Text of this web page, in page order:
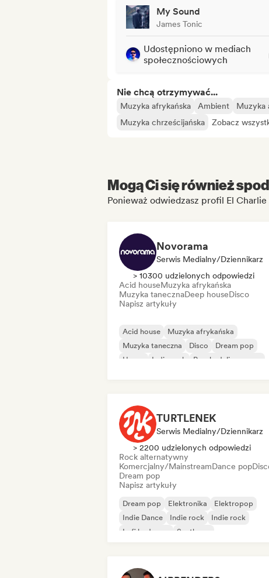
My Sound
James Tonic
Udostępniono w mediach
społecznościowych
Nie chcą otrzymywać...
Muzyka afrykańska Ambient Muzyka
Muzyka chrześcijańska
Zobacz
Mogą Ci się również
Ponieważ odwiedzasz profil El
Novorama
Serwis Medialny/Dziennikarz
> 10300 udzielonych odpowiedzi
Acid houseMuzyka afrykańska
Muzyka tanecznaDeep houseDisco
Napisz artykuły
Acid house
Muzyka afrykańska
Muzyka taneczna
Disco
Dream pop
House
Indie rock Psychedeliczny pop
TURTLENEK
Serwis Medialny/Dziennikarz
> 2200 udzielonych odpowiedzi
Rock alternatywny
Komercjalny/MainstreamDance pop
Dream pop
Napisz artykuły
Dream pop Elektronika
Elektropop
Indie Dance
Indie rock
Indie rock
Lofi bedroom
Synthpop